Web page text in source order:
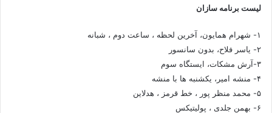
لیست برنامه سازان
۱- شهرام همایون، آخرین لحظه ، ساعت دوم ، شبانه
۲- یاسر فلاح، بدون سانسور
۳-آرش مشکات، ایستگاه سوم
۴- منشه امیر، یکشنبه ها با منشه
۵- محمد منظر پور ، خط قرمز ، هدلاین
۶- بهمن جلدی ، پولیتیکس